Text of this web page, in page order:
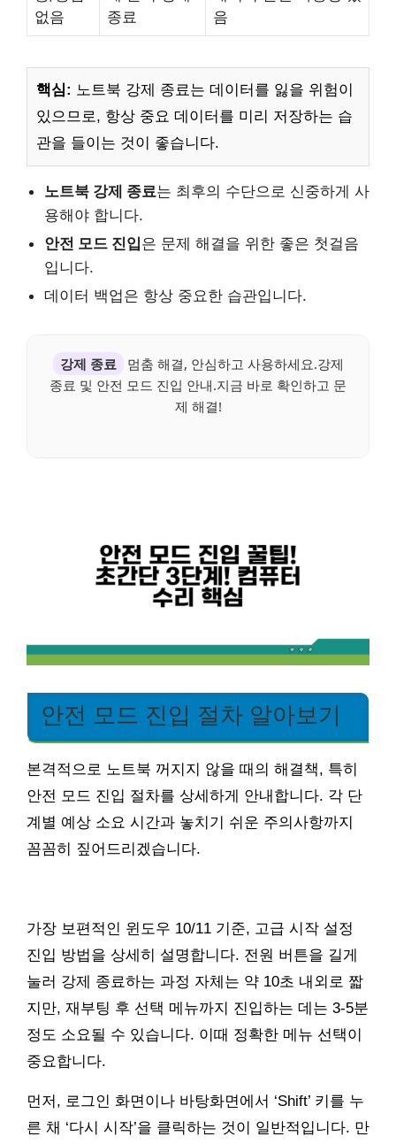
없음
종료
음
핵심: 노트북 강제 종료는 데이터를 잃을 위험이
있으므로, 항상 중요 데이터를 미리 저장하는 습
관을 들이는 것이 좋습니다.
노트북 강제 종료는 최후의 수단으로 신중하게 사
용해야 합니다.
안전 모드 진입은 문제 해결을 위한 좋은 첫걸음
입니다.
데이터 백업은 항상 중요한 습관입니다.
강제 종료
멈춤 해결, 안심하고 사용하세요.강제
종료 및 안전 모드 진입 안내.지금 바로 확인하고 문
제 해결!
안전 모드 진입 절차 알아보기
본격적으로 노트북 꺼지지 않을 때의 해결책, 특히
안전 모드 진입 절차를 상세하게 안내합니다. 각 단
계별 예상 소요 시간과 놓치기 쉬운 주의사항까지
꼼꼼히 짚어드리겠습니다.
가장 보편적인 윈도우 10/11 기준, 고급 시작 설정
진입 방법을 상세히 설명합니다. 전원 버튼을 길게
눌러 강제 종료하는 과정 자체는 약 10초 내외로 짧
지만, 재부팅 후 선택 메뉴까지 진입하는 데는 3-5분
정도 소요될 수 있습니다. 이때 정확한 메뉴 선택이
중요합니다.
먼저, 로그인 화면이나 바탕화면에서 ‘Shift’ 키를 누
른 채 ‘다시 시작’을 클릭하는 것이 일반적입니다. 만